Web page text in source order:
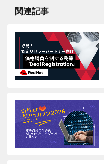
関連記事